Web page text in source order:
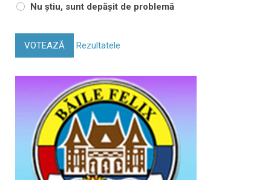
Nu știu, sunt depășit de problemă
VOTEAZĂ Rezultatele